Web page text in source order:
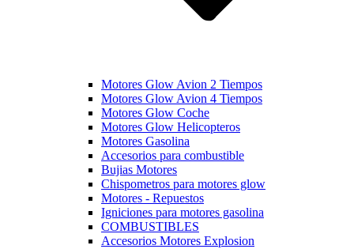
Motores Glow Avion 2 Tiempos
Motores Glow Avion 4 Tiempos
Motores Glow Coche
Motores Glow Helicopteros
Motores Gasolina
Accesorios para combustible
Bujias Motores
Chispometros para motores glow
Motores - Repuestos
Igniciones para motores gasolina
COMBUSTIBLES
Accesorios Motores Explosion